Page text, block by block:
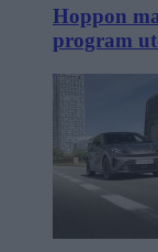
Hoppon
program